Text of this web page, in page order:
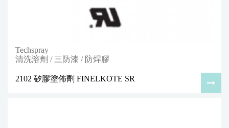
Techspray
清洗溶劑 / 三防漆 / 防焊膠
2102 矽膠塗佈劑 FINELKOTE SR